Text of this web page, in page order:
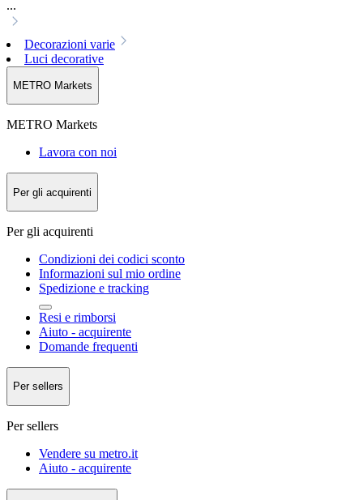
...
Decorazioni varie
Luci decorative
METRO Markets
METRO Markets
Lavora con noi
Per gli acquirenti
Per gli acquirenti
Condizioni dei codici sconto
Informazioni sul mio ordine
Spedizione e tracking
Resi e rimborsi
Aiuto - acquirente
Domande frequenti
Per sellers
Per sellers
Vendere su metro.it
Aiuto - acquirente